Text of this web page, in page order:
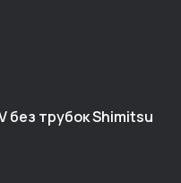
без трубок Shimitsu